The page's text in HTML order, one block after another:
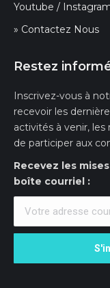
Youtube /
» Contactez Nous
Restez
Inscrivez-vous à
recevoir les
activités à venir,
de participer aux
Recevez les
boîte courriel :